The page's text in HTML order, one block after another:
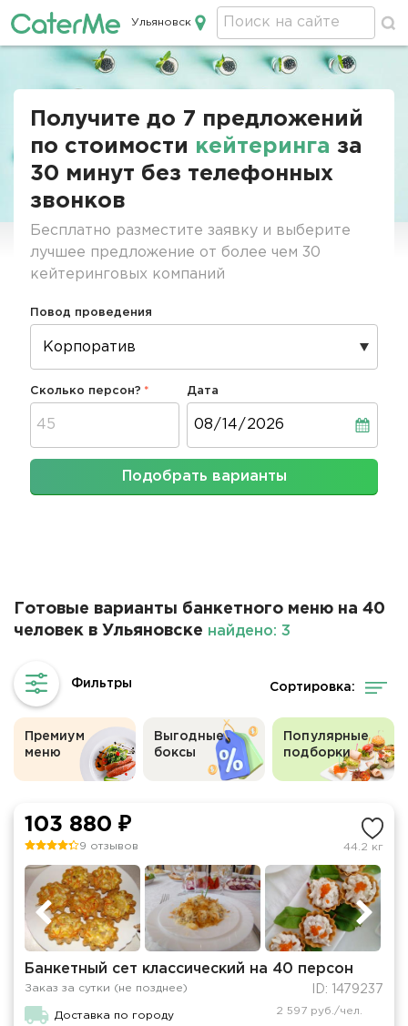
Кейтеринг в Ульяновске
Ульяновск
Получите до 7 предложений
по стоимости кейтеринга за
30 минут без телефонных
звонков
Бесплатно разместите заявку и выберите
лучшее предложение от более чем 30
кейтеринговых компаний
Повод проведения
Сколько персон? Дата
Подобрать варианты
Готовые варианты банкетного меню на 40
человек в Ульяновске найдено: 3
Сортировка:
Премиум
меню
Выгодные
боксы
Популярные
подборки
103 880 ₽
9 отзывов 44.2 кг
Банкетный сет классический на 40 персон
Заказ за сутки (не позднее) ID: 1479237
Доставка по городу 2 597 руб./чел.